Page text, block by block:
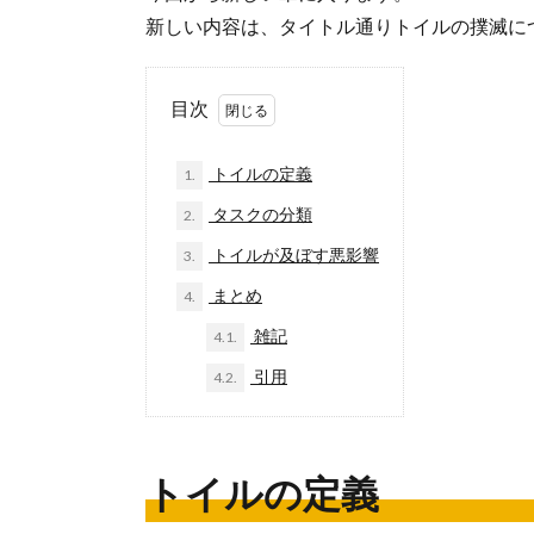
新しい内容は、タイトル通りトイルの撲滅に
目次
1. トイルの定義
2. タスクの分類
3. トイルが及ぼす悪影響
4. まとめ
4.1. 雑記
4.2. 引用
トイルの定義